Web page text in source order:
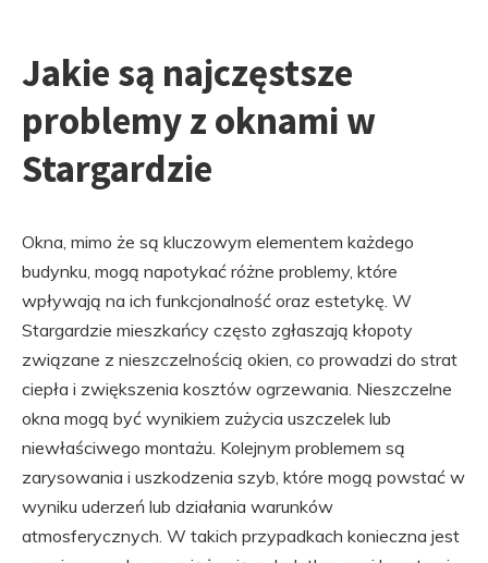
Jakie są najczęstsze
problemy z oknami w
Stargardzie
Okna, mimo że są kluczowym elementem każdego
budynku, mogą napotykać różne problemy, które
wpływają na ich funkcjonalność oraz estetykę. W
Stargardzie mieszkańcy często zgłaszają kłopoty
związane z nieszczelnością okien, co prowadzi do strat
ciepła i zwiększenia kosztów ogrzewania. Nieszczelne
okna mogą być wynikiem zużycia uszczelek lub
niewłaściwego montażu. Kolejnym problemem są
zarysowania i uszkodzenia szyb, które mogą powstać w
wyniku uderzeń lub działania warunków
atmosferycznych. W takich przypadkach konieczna jest